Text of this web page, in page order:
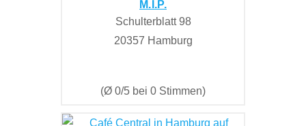
M.I.P.
Schulterblatt 98
20357 Hamburg
(Ø 0/5 bei 0 Stimmen)